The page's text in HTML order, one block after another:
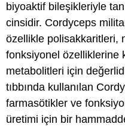
biyoaktif bileşikleriyle
cinsidir. Cordyceps
özellikle polisakkaritleri,
fonksiyonel özelliklerine
metabolitleri için
tıbbında kullanılan
farmasötikler ve
üretimi için bir